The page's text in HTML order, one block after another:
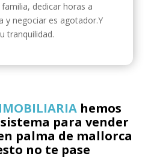
dedicar horas a
y negociar es agotador.Y
tranquilidad.
hemos
para vender
palma de mallorca
no te pase